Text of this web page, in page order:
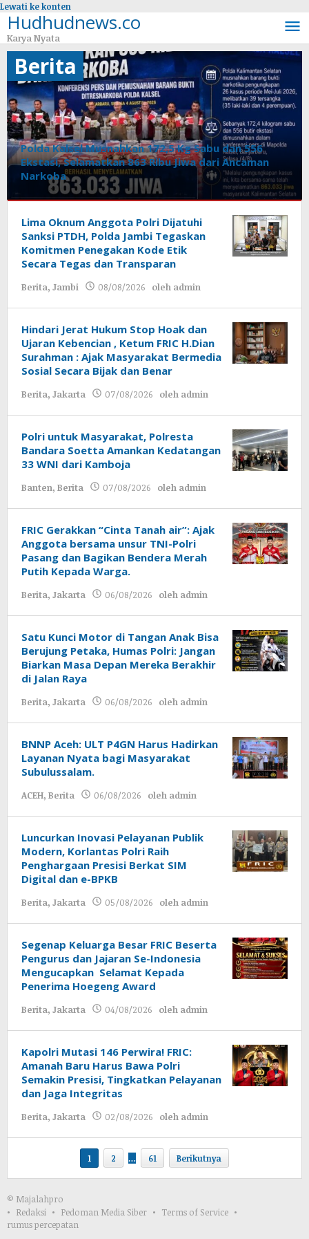
Lewati ke konten
Hudhudnews.co
Karya Nyata
Polda Kalsel Musnahkan 172,5 Kg Sabu dan 556
Ekstasi, Selamatkan 863 Ribu Jiwa dari Ancaman
Narkoba
Daerah
08/08/2026 oleh
admin
Berita
Lima Oknum Anggota Polri Dijatuhi
Sanksi PTDH, Polda Jambi Tegaskan
Komitmen Penegakan Kode Etik
Secara Tegas dan Transparan
Berita, Jambi 08/08/2026 oleh admin
Hindari Jerat Hukum Stop Hoak dan
Ujaran Kebencian , Ketum FRIC H.Dian
Surahman : Ajak Masyarakat Bermedia
Sosial Secara Bijak dan Benar
Berita, Jakarta 07/08/2026 oleh admin
Polri untuk Masyarakat, Polresta
Bandara Soetta Amankan Kedatangan
33 WNI dari Kamboja
Banten, Berita 07/08/2026 oleh admin
FRIC Gerakkan “Cinta Tanah air”: Ajak
Anggota bersama unsur TNI-Polri
Pasang dan Bagikan Bendera Merah
Putih Kepada Warga.
Berita, Jakarta 06/08/2026 oleh admin
Satu Kunci Motor di Tangan Anak Bisa
Berujung Petaka, Humas Polri: Jangan
Biarkan Masa Depan Mereka Berakhir
di Jalan Raya
Berita, Jakarta 06/08/2026 oleh admin
BNNP Aceh: ULT P4GN Harus Hadirkan
Layanan Nyata bagi Masyarakat
Subulussalam.
ACEH, Berita 06/08/2026 oleh admin
Luncurkan Inovasi Pelayanan Publik
Modern, Korlantas Polri Raih
Penghargaan Presisi Berkat SIM
Digital dan e-BPKB
Berita, Jakarta 05/08/2026 oleh admin
Segenap Keluarga Besar FRIC Beserta
Pengurus dan Jajaran Se-Indonesia
Mengucapkan Selamat Kepada
Penerima Hoegeng Award
Berita, Jakarta 04/08/2026 oleh admin
Kapolri Mutasi 146 Perwira! FRIC:
Amanah Baru Harus Bawa Polri
Semakin Presisi, Tingkatkan Pelayanan
dan Jaga Integritas
Berita, Jakarta 02/08/2026 oleh admin
1 2 … 61 Berikutnya
© Majalahpro
Redaksi
Pedoman Media Siber
Terms of Service
rumus percepatan